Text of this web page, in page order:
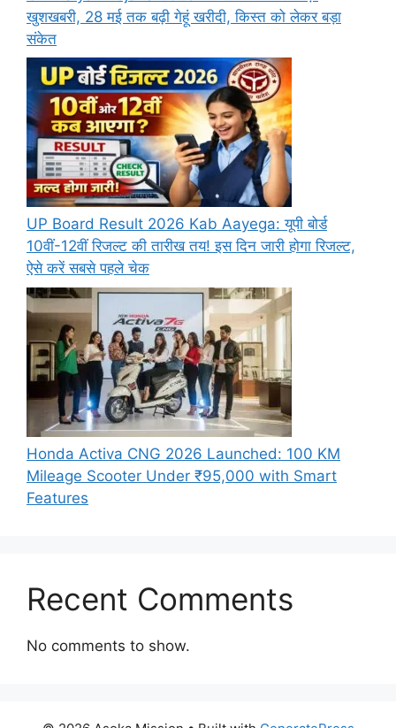
खुशखबरी, 28 मई तक बढ़ी गेहूं खरीदी, किस्त को लेकर बड़ा
संकेत
UP Board Result 2026 Kab Aayega: यूपी बोर्ड
10वीं-12वीं रिजल्ट की तारीख तय! इस दिन जारी होगा रिजल्ट,
ऐसे करें सबसे पहले चेक
Honda Activa CNG 2026 Launched: 100 KM
Mileage Scooter Under ₹95,000 with Smart
Features
Recent Comments
No comments to show.